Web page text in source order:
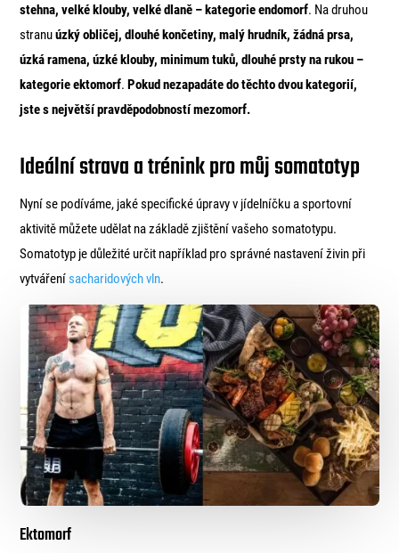
stehna, velké klouby, velké dlaně – kategorie endomorf. Na druhou
stranuúzký obličej, dlouhé končetiny, malý hrudník, žádná prsa,
úzká ramena, úzké klouby, minimum tuků, dlouhé prsty na rukou –
kategorie ektomorf.Pokud nezapadáte do těchto dvou kategorií,
jste s největší pravděpodobností mezomorf.
Ideální strava a trénink pro můj somatotyp
Nyní se podíváme, jaké specifické úpravy v jídelníčku a sportovní
aktivitě můžete udělat na základě zjištění vašeho somatotypu.
Somatotyp je důležité určit například pro správné nastavení živin při
vytváření sacharidových vln.
Ektomorf